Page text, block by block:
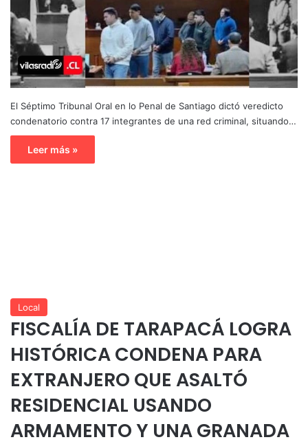
El Séptimo Tribunal Oral en lo Penal de Santiago dictó veredicto
condenatorio contra 17 integrantes de una red criminal, situando…
Leer más »
Local
FISCALÍA DE TARAPACÁ LOGRA
HISTÓRICA CONDENA PARA
EXTRANJERO QUE ASALTÓ
RESIDENCIAL USANDO
ARMAMENTO Y UNA GRANADA